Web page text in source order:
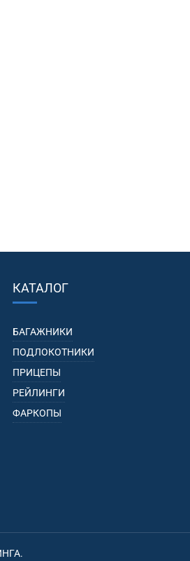
КАТАЛОГ
БАГАЖНИКИ
ПОДЛОКОТНИКИ
ПРИЦЕПЫ
РЕЙЛИНГИ
ФАРКОПЫ